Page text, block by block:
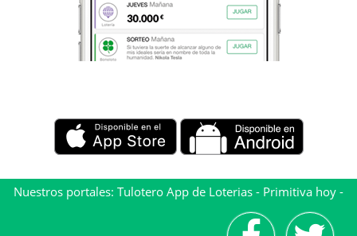
Nuestros portales: Tulotero App de Loterias - Primitiva hoy -